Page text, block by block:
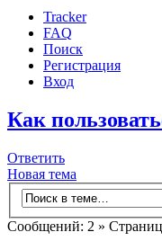
Tracker
FAQ
Поиск
Регистрация
Вход
Как
Ответить
Новая тема
Сообщений: 2 »